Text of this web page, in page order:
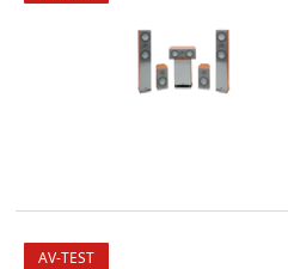
AV-TEST